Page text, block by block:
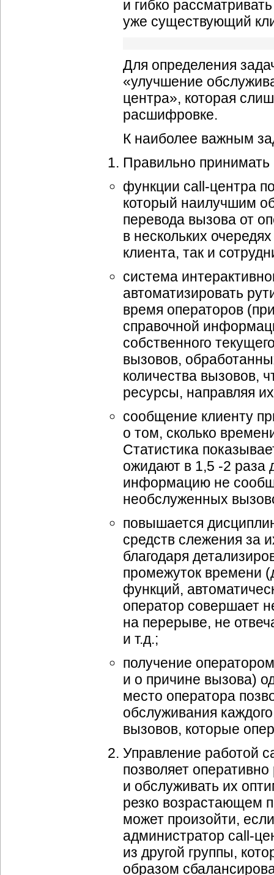
и гибко
уже существующий
Для определения
«улучшение
центра», которая
расшифровке.
К наиболее важным
Правильно принимать
функции call-центра
который наилучшим
перевода вызова от
в нескольких
клиента, так и
система
автоматизировать
время операторов
справочной
собственного
вызовов,
количества вызовов,
ресурсы, направляя
сообщение клиенту
о том, сколько
Статистика
ожидают в 1,5 -2 раза
информацию не
необслуженных
повышается
средств слежения за
благодаря
промежуток времени
функций,
оператор совершает
на перерыве, не
и т.д.;
получение
и о причине вызова)
место оператора
обслуживания
вызовов, которые
Управление работой
позволяет
и обслуживать их
резко возрастающем
может произойти,
администратор call-
из другой группы,
образом